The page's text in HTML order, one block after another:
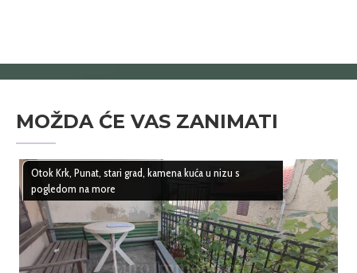
MOŽDA ĆE VAS ZANIMATI
Otok Krk, Punat, stari grad, kamena kuća u nizu s
pogledom na more